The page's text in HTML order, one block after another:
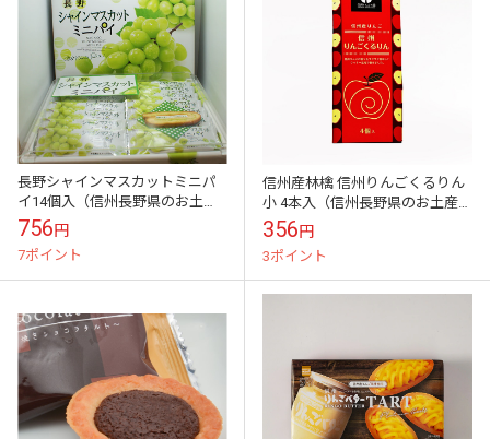
長野シャインマスカットミニパ
イ14個入（信州長野県のお土産
お菓子 お取り寄せ スイーツ ギフ
ト）
756円
7ポイント
信州産林檎 信州りんごくるりん
小 4本入（信州長野県のお土産
お菓子 お取り寄せ スイーツ ギフ
ト）
356円
3ポイント